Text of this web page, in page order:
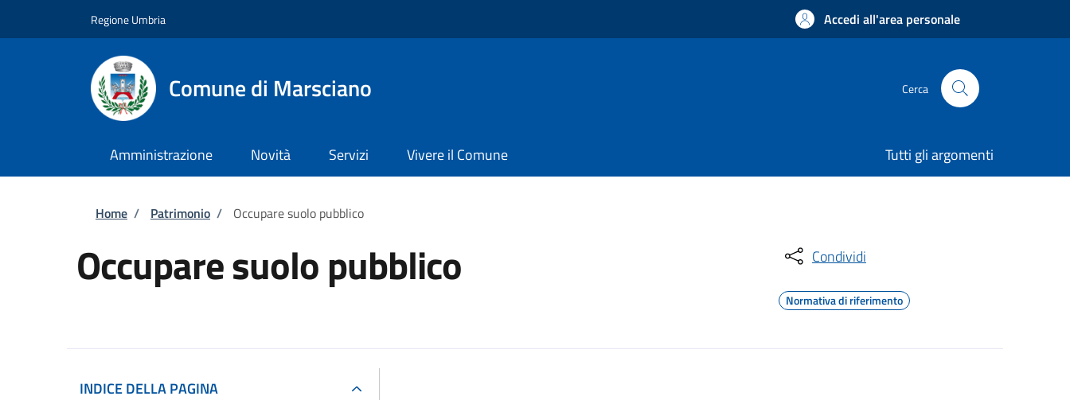
Regione Umbria Accedi all'area personale
Comune di Marsciano Cerca
Amministrazione Novità Servizi Vivere il Comune Tutti gli argomenti
Briciole di pane
Home / Patrimonio / Occupare suolo pubblico
Occupare suolo pubblico Condividi
Normativa di riferimento
INDICE DELLA PAGINA